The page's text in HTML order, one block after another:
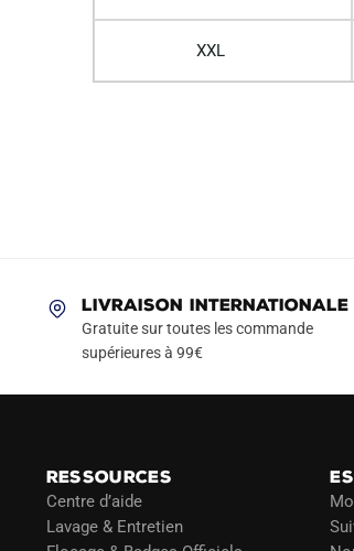
XXL
LIVRAISON INTERNATIONALE
Gratuite sur toutes les commande
supérieures à 99€
RESSOURCES
Centre d’aide
Lavage & Entretien